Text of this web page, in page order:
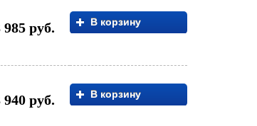
985 руб. В корзину
940 руб. В корзину